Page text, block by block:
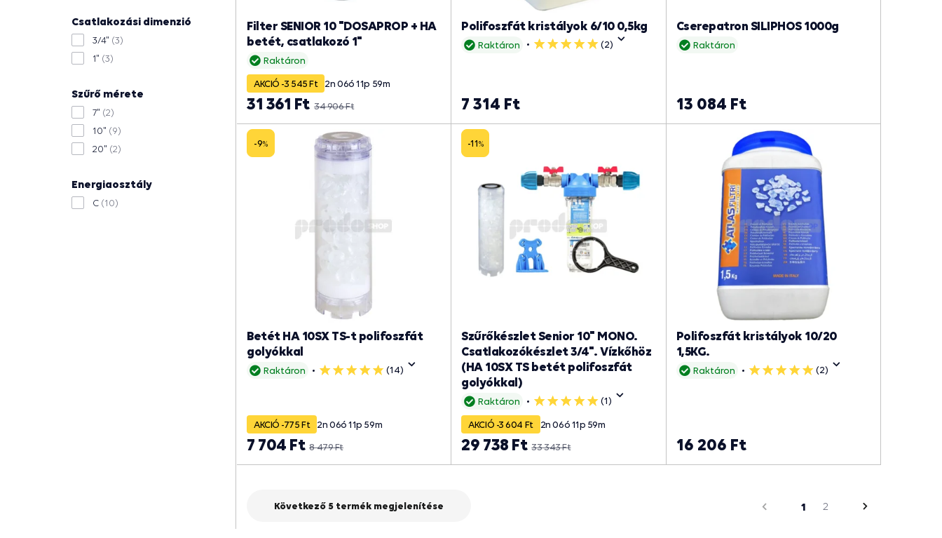
Csatlakozási dimenzió
3/4" (3)
1" (3)
Szűrő mérete
7" (2)
10" (9)
20" (2)
Energiaosztály
C (10)
Raktáron
Filter SENIOR 10 "DOSAPROP + HA
betét, csatlakozó 1"
AKCIÓ -3 545 Ft 2n06ó 11p 59m
34 906 Ft
31 361 Ft
Raktáron
5
(2)
Polifoszfát kristályok 6/10 0,5kg
7 314 Ft
Raktáron
Cserepatron SILIPHOS 1000g
13 084 Ft
-9%
Raktáron
5
(14)
Betét HA 10SX TS-t polifoszfát
golyókkal
AKCIÓ -775 Ft 2n06ó 11p 59m
8 479 Ft
7 704 Ft
-11%
Raktáron
5
csillag
(1)
Szűrőkészlet Senior 10" MONO.
Csatlakozókészlet 3/4". Vízkőhöz
(HA 10SX TS betét polifoszfát
golyókkal)
AKCIÓ -3 604 Ft 2n 06ó11p 59m
33 343 Ft
29 738 Ft
Raktáron
5
(2)
Polifoszfát kristályok 10/20
1,5KG.
16 206 Ft
Következő 5 termék megjelenítése 1 2
Következő